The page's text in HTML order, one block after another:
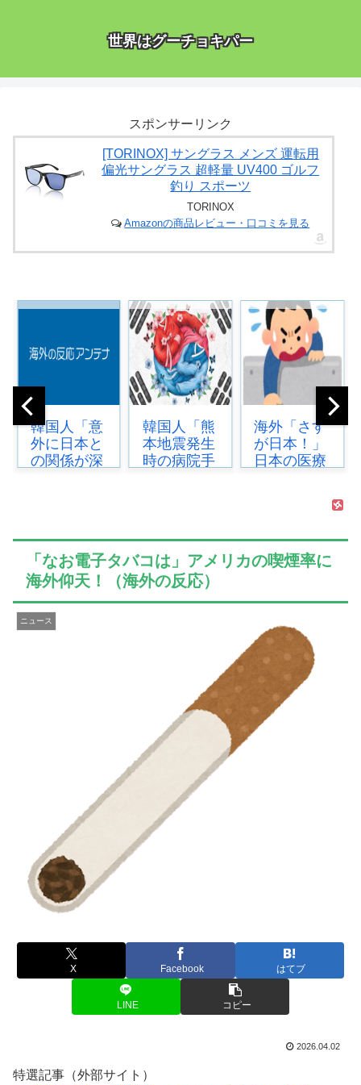
世界はグーチョキパー
スポンサーリンク
[TORINOX] サングラス メンズ 運転用
偏光サングラス 超軽量 UV400 ゴルフ
釣り スポーツ
TORINOX
Amazonの商品レビュー・口コミを見る
韓国人「熊
本地震発生
時の病院手
海外「さす
が日本！」
日本の医療
韓国人「韓
国サッカー
協会が行っ
→「完全に
買...
「なお電子タバコは」アメリカの喫煙率に
海外仰天！（海外の反応）
ニュース
X Facebook はてブ
LINE コピー
2026.04.02
特選記事（外部サイト）